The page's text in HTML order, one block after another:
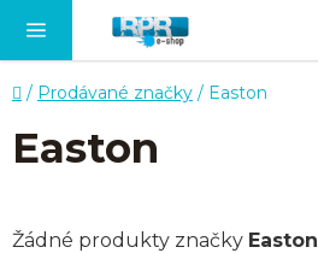
Domů
/ Prodávané značky / Easton
Easton
Žádné produkty značky Easton